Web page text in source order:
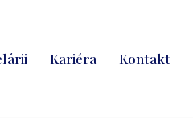
Kariéra Kontakt